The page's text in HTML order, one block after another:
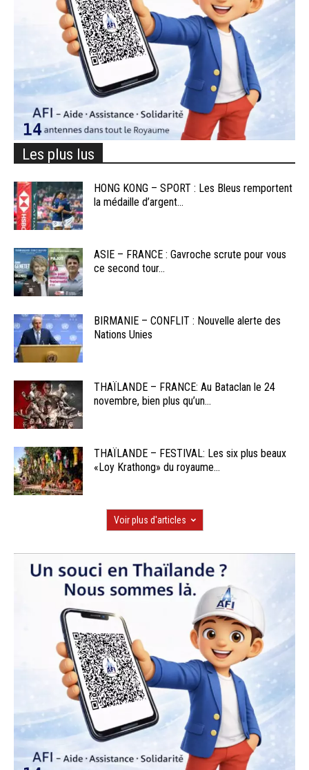
Les plus lus
HONG KONG – SPORT : Les Bleus remportent
la médaille d’argent...
ASIE – FRANCE : Gavroche scrute pour vous
ce second tour...
BIRMANIE – CONFLIT : Nouvelle alerte des
Nations Unies
THAÏLANDE – FRANCE: Au Bataclan le 24
novembre, bien plus qu’un...
THAÏLANDE – FESTIVAL: Les six plus beaux
«Loy Krathong» du royaume...
Voir plus d'articles